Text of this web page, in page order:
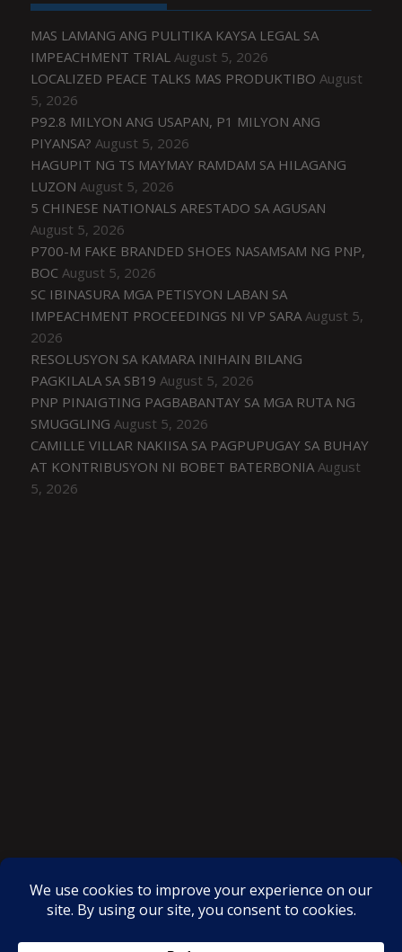
MAS LAMANG ANG PULITIKA KAYSA LEGAL SA
IMPEACHMENT TRIAL August 5, 2026
LOCALIZED PEACE TALKS MAS PRODUKTIBO August
5, 2026
P92.8 MILYON ANG USAPAN, P1 MILYON ANG
PIYANSA? August 5, 2026
HAGUPIT NG TS MAYMAY RAMDAM SA HILAGANG
LUZON August 5, 2026
5 CHINESE NATIONALS ARESTADO SA AGUSAN
August 5, 2026
P700-M FAKE BRANDED SHOES NASAMSAM NG PNP,
BOC August 5, 2026
SC IBINASURA MGA PETISYON LABAN SA
IMPEACHMENT PROCEEDINGS NI VP SARA August 5,
2026
RESOLUSYON SA KAMARA INIHAIN BILANG
PAGKILALA SA SB19 August 5, 2026
PNP PINAIGTING PAGBABANTAY SA MGA RUTA NG
SMUGGLING August 5, 2026
CAMILLE VILLAR NAKIISA SA PAGPUPUGAY SA BUHAY
AT KONTRIBUSYON NI BOBET BATERBONIA August
5, 2026